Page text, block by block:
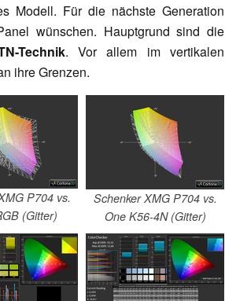
Modell. Für die nächste Generation
wünschen. Hauptgrund sind die
Technik. Vor allem im vertikalen
ihre Grenzen.
P704 vs.
(Gitter)
Schenker XMG P704 vs.
One K56-4N (Gitter)